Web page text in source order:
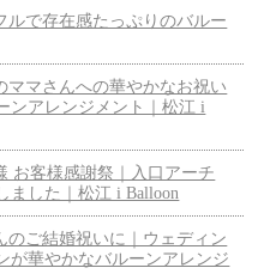
ルで存在感たっぷりのバルー
ママさんへの華やかなお祝い
ンアレンジメント｜松江 i
お客様感謝祭｜入口アーチ
ました｜松江 i Balloon
のご結婚祝いに｜ウェディン
が華やかなバルーンアレンジ